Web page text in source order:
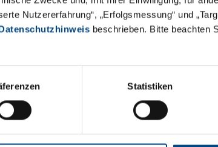
Nutzererfahrung“, „Erfolgsmessung“ und
beschrieben. Bitte beachten
Statistiken
Fähigkeiten der
Wir freuen uns, als
Praktikumsplatz an unserem
Wir hoffen damit einen
Arbeit eines Analyselabors
Weitere Informationen zum